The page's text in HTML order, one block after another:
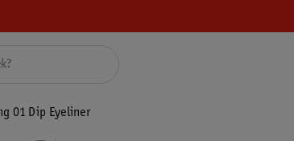
01 Dip Eyeliner